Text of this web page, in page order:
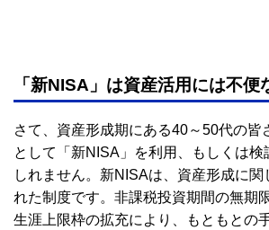
「新NISA」は資産活用には不便
さて、資産形成期にある40～50代の皆
として「新NISA」を利用、もしくは検
しれません。新NISAは、資産形成に
れた制度です。非課税投資期間の無期
生涯上限枠の拡充により、もともとの